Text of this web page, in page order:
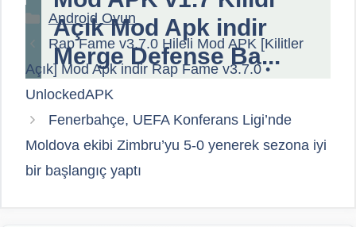
Açık Mod Apk indir
Merge Defense Ba...
Kategoriler
Android Oyun
Rap Fame v3.7.0 Hileli Mod APK [Kilitler
Açık] Mod Apk indir Rap Fame v3.7.0 •
UnlockedAPK
Fenerbahçe, UEFA Konferans Ligi’nde
Moldova ekibi Zimbru’yu 5-0 yenerek sezona iyi
bir başlangıç yaptı